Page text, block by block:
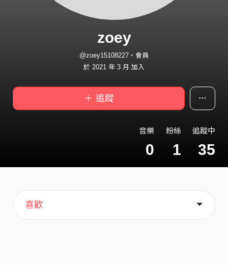
zoey
@zoey15108227・會員
於 2021 年 3 月 加入
＋ 追蹤
音樂
0
粉絲
1
追蹤中
35
主頁
歌單
喜歡
關於